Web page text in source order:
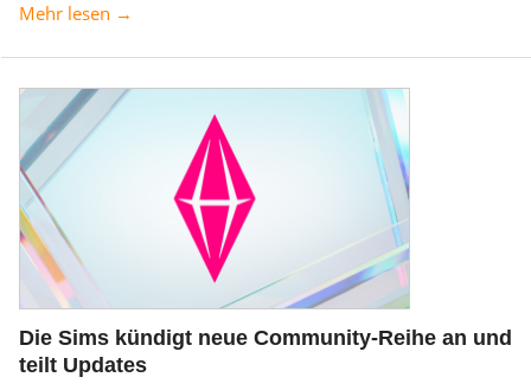
Mehr lesen →
Die Sims kündigt neue Community-Reihe an und
teilt Updates